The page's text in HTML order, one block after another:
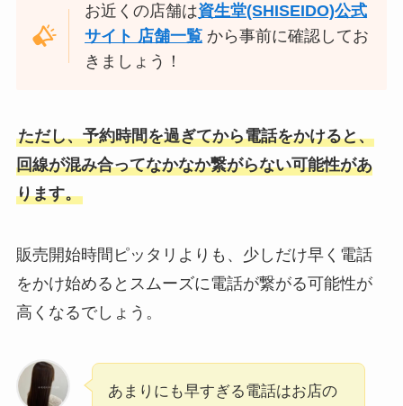
お近くの店舗は資生堂(SHISEIDO)公式
サイト 店舗一覧 から事前に確認してお
きましょう！
ただし、予約時間を過ぎてから電話をかけると、
回線が混み合ってなかなか繋がらない可能性があ
ります。
販売開始時間ピッタリよりも、少しだけ早く電話
をかけ始めるとスムーズに電話が繋がる可能性が
高くなるでしょう。
あまりにも早すぎる電話はお店の